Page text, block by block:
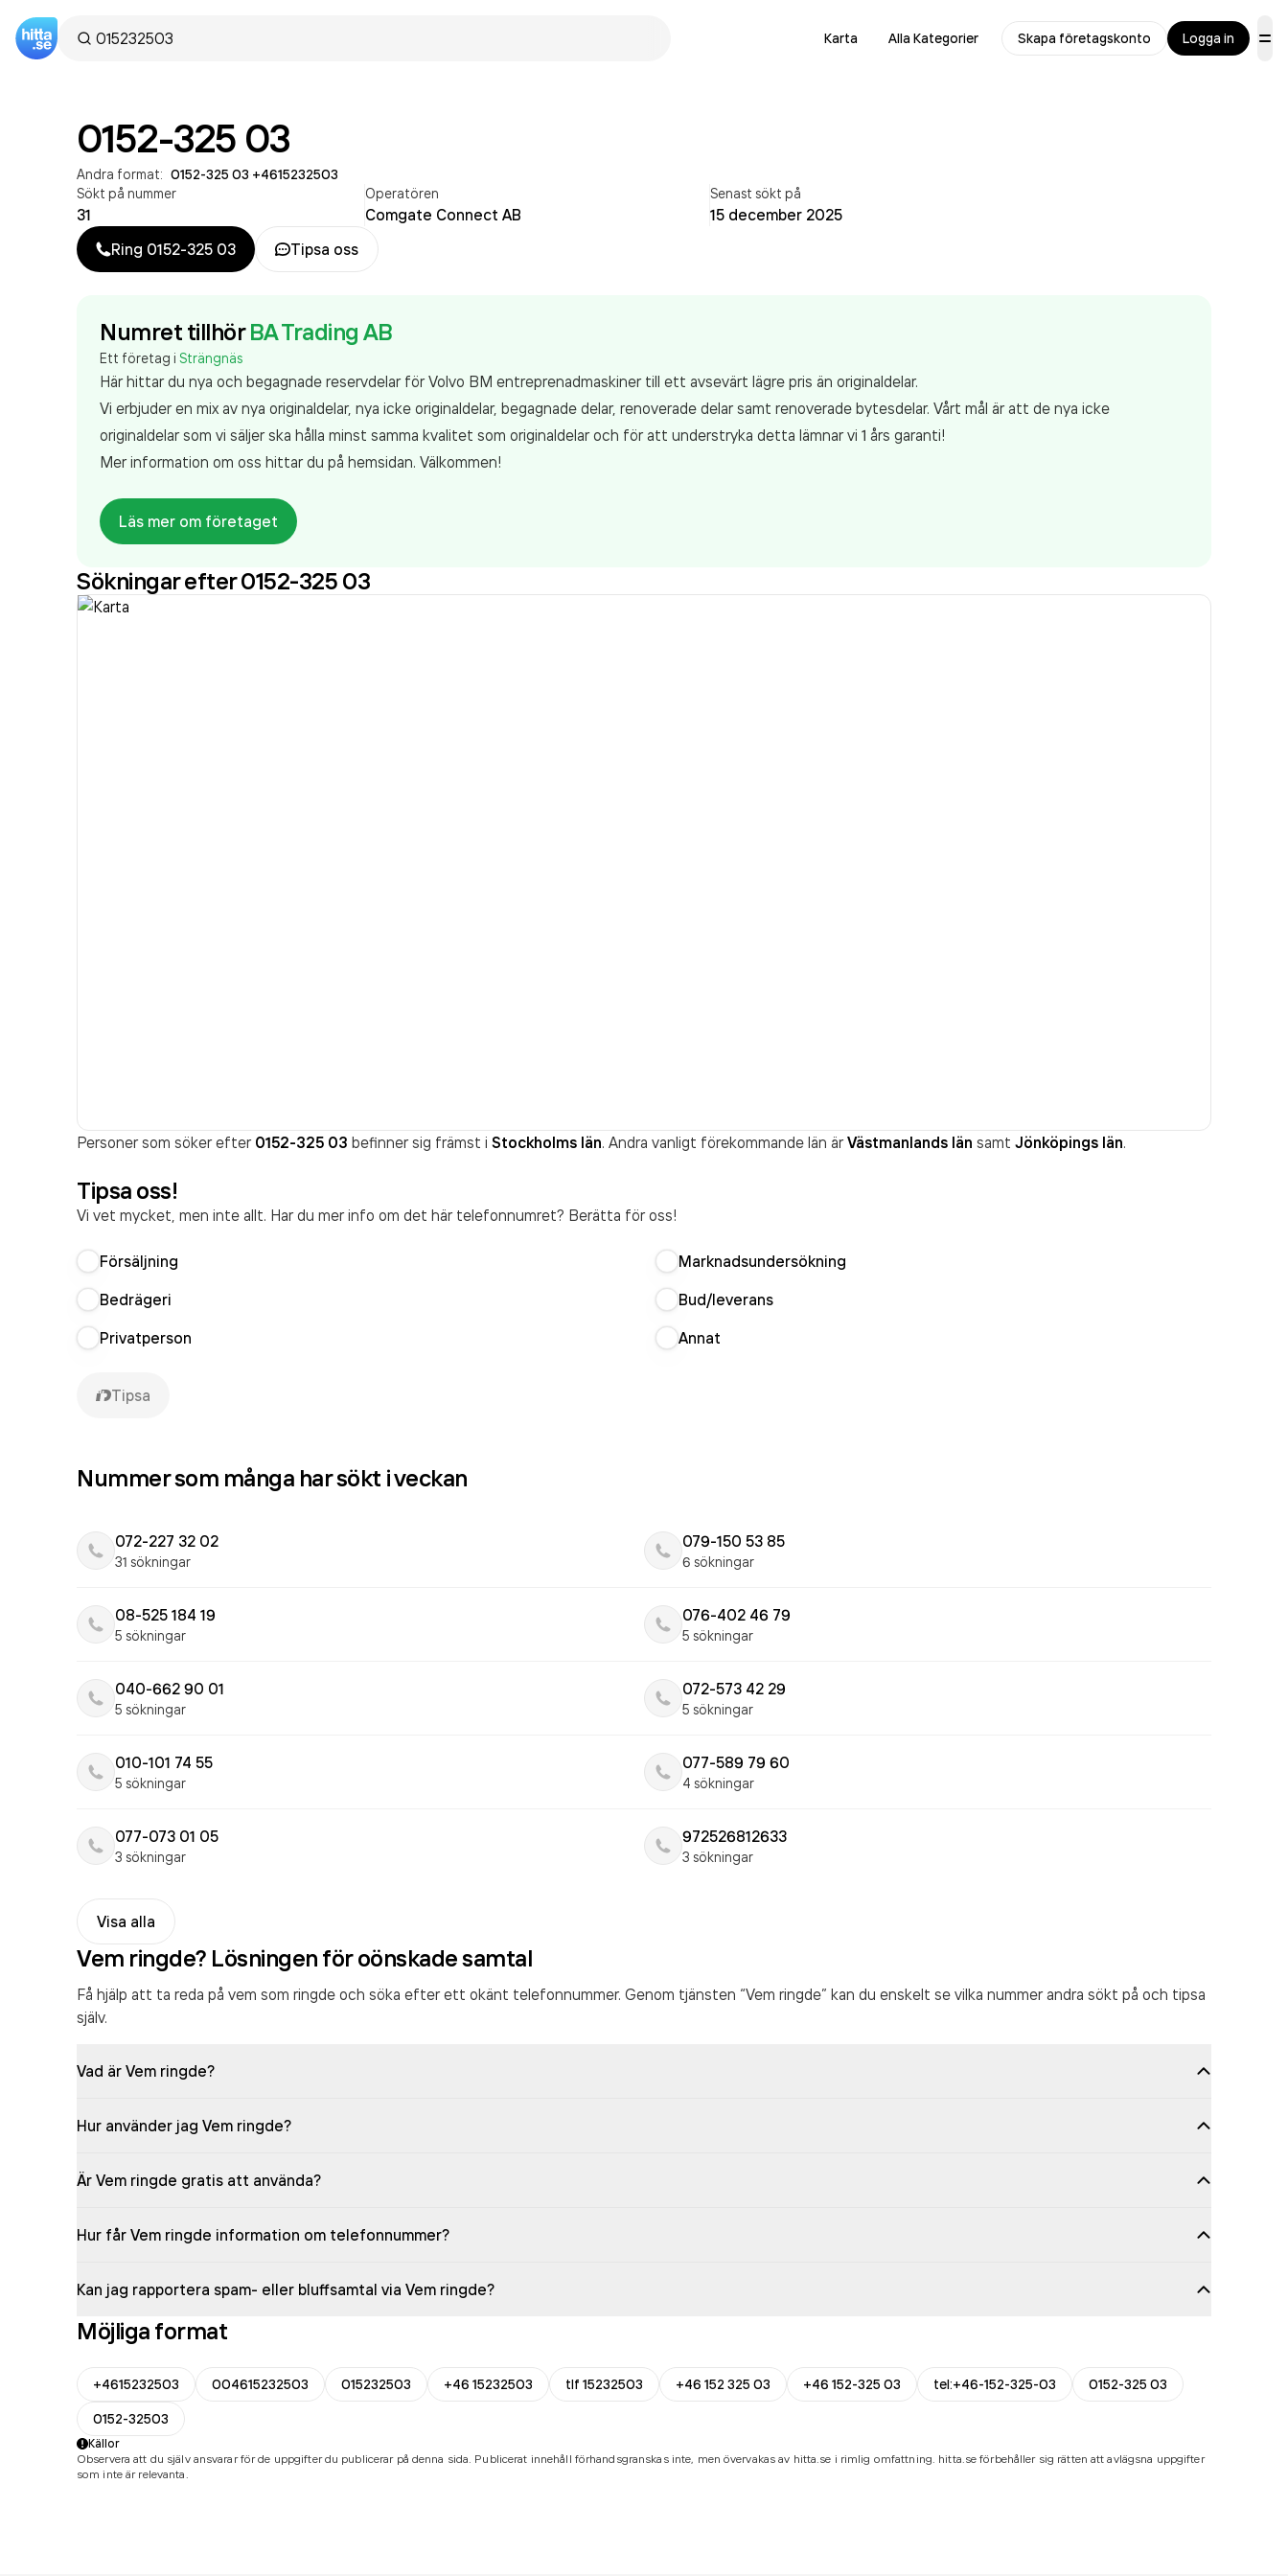
Karta Alla Kategorier Skapa företagskonto Logga in
0152-325 03
Andra format: 0152-325 03 +4615232503
Sökt på nummer
31
Operatören
Comgate Connect AB
Senast sökt på
15 december 2025
Ring 0152-325 03 Tipsa oss
Numret tillhör BA Trading AB
Ett företag i Strängnäs
Här hittar du nya och begagnade reservdelar för Volvo BM entreprenadmaskiner till ett avsevärt lägre pris än originaldelar.
Vi erbjuder en mix av nya originaldelar, nya icke originaldelar, begagnade delar, renoverade delar samt renoverade bytesdelar. Vårt mål är att de nya icke
originaldelar som vi säljer ska hålla minst samma kvalitet som originaldelar och för att understryka detta lämnar vi 1 års garanti!
Mer information om oss hittar du på hemsidan. Välkommen!
Läs mer om företaget
Sökningar efter 0152-325 03
Personer som söker efter 0152-325 03 befinner sig främst i Stockholms län. Andra vanligt förekommande län är Västmanlands län samt Jönköpings län.
Tipsa oss!
Vi vet mycket, men inte allt. Har du mer info om det här telefonnumret? Berätta för oss!
Försäljning
Marknadsundersökning
Bedrägeri
Bud/leverans
Privatperson
Annat
Tipsa
Nummer som många har sökt i veckan
072-227 32 02
31 sökningar
079-150 53 85
6 sökningar
08-525 184 19
5 sökningar
076-402 46 79
5 sökningar
040-662 90 01
5 sökningar
072-573 42 29
5 sökningar
010-101 74 55
5 sökningar
077-589 79 60
4 sökningar
077-073 01 05
3 sökningar
972526812633
3 sökningar
Visa alla
Vem ringde? Lösningen för oönskade samtal
Få hjälp att ta reda på vem som ringde och söka efter ett okänt telefonnummer. Genom tjänsten “Vem ringde” kan du enskelt se vilka nummer andra sökt på och tipsa
själv.
Vad är Vem ringde?
Hur använder jag Vem ringde?
Är Vem ringde gratis att använda?
Hur får Vem ringde information om telefonnummer?
Kan jag rapportera spam- eller bluffsamtal via Vem ringde?
Möjliga format
+4615232503 004615232503 015232503 +46 15232503 tlf 15232503 +46 152 325 03 +46 152-325 03 tel:+46-152-325-03
0152-325 03
0152-32503
Källor
Observera att du själv ansvarar för de uppgifter du publicerar på denna sida. Publicerat innehåll förhandsgranskas inte, men övervakas av hitta.se i rimlig omfattning. hitta.se förbehåller sig rätten att avlägsna uppgifter
som inte är relevanta.